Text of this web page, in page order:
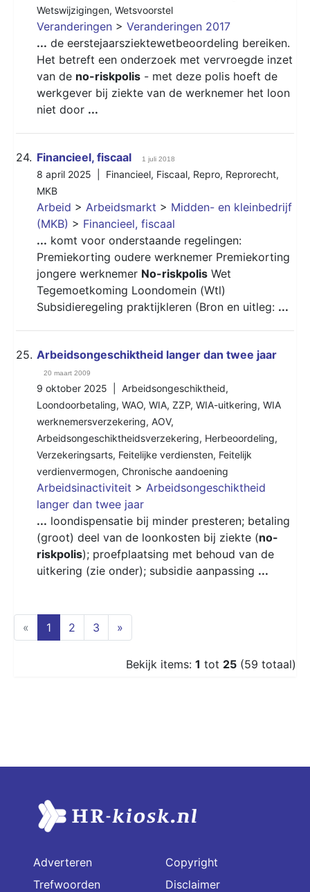
Wetswijzigingen, Wetsvoorstel
Veranderingen > Veranderingen 2017
... de eerstejaarsziektewetbeoordeling bereiken.
Het betreft een onderzoek met vervroegde inzet
van de no-riskpolis - met deze polis hoeft de
werkgever bij ziekte van de werknemer het loon
niet door ...
24. Financieel, fiscaal 1 juli 2018
8 april 2025 | Financieel, Fiscaal, Repro, Reprorecht,
MKB
Arbeid > Arbeidsmarkt > Midden- en kleinbedrijf
(MKB) > Financieel, fiscaal
... komt voor onderstaande regelingen:
Premiekorting oudere werknemer Premiekorting
jongere werknemer No-riskpolis Wet
Tegemoetkoming Loondomein (Wtl)
Subsidieregeling praktijkleren (Bron en uitleg: ...
25. Arbeidsongeschiktheid langer dan twee jaar
20 maart 2009
9 oktober 2025 | Arbeidsongeschiktheid,
Loondoorbetaling, WAO, WIA, ZZP, WIA-uitkering, WIA
werknemersverzekering, AOV,
Arbeidsongeschiktheidsverzekering, Herbeoordeling,
Verzekeringsarts, Feitelijke verdiensten, Feitelijk
verdienvermogen, Chronische aandoening
Arbeidsinactiviteit > Arbeidsongeschiktheid
langer dan twee jaar
... loondispensatie bij minder presteren; betaling
(groot) deel van de loonkosten bij ziekte (no-
riskpolis); proefplaatsing met behoud van de
uitkering (zie onder); subsidie aanpassing ...
« 1 (current)
2 3 »
Bekijk items: 1 tot 25 (59 totaal)
Adverteren
Trefwoorden
Copyright
Disclaimer